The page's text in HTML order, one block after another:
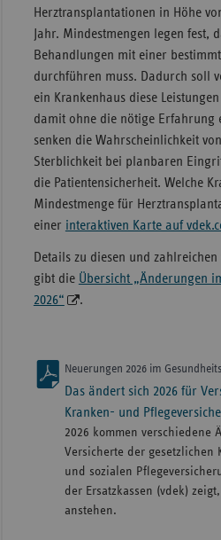
Herztransplantationen in Höhe
Jahr. Mindestmengen legen fest,
Behandlungen mit einer
durchführen muss. Dadurch soll
ein Krankenhaus diese
damit ohne die nötige Erfahrung
senken die Wahrscheinlichkeit
Sterblichkeit bei planbaren
die Patientensicherheit. Welche
Mindestmenge für
einer interaktiven Karte auf
Details zu diesen und
gibt die Übersicht „Änderungen
2026“
.
Neuerungen 2026 im
Das ändert sich 2026 für
Kranken- und
2026 kommen verschiedene
Versicherte der gesetzlichen
und sozialen
der Ersatzkassen (vdek)
anstehen.